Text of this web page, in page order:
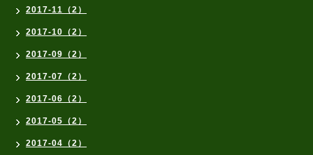
2017-11（2）
2017-10（2）
2017-09（2）
2017-07（2）
2017-06（2）
2017-05（2）
2017-04（2）